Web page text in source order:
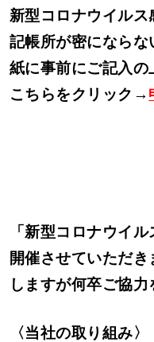
新型コロナウイル
記帳所が密にならな
紙に事前にご記入の
こちらをクリック→
「新型コロナウイ
開催させていただ
しますが何卒ご協力
〈当社の取り組み〉